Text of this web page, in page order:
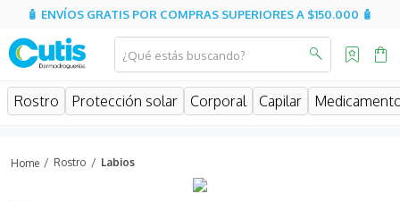
🧴 ENVÍOS GRATIS POR COMPRAS SUPERIORES A $150.000 🧴
¿Qué estás buscando?
Rostro Protección solar Corporal Capilar
Rostro Labios
MÁS BUSCADOS